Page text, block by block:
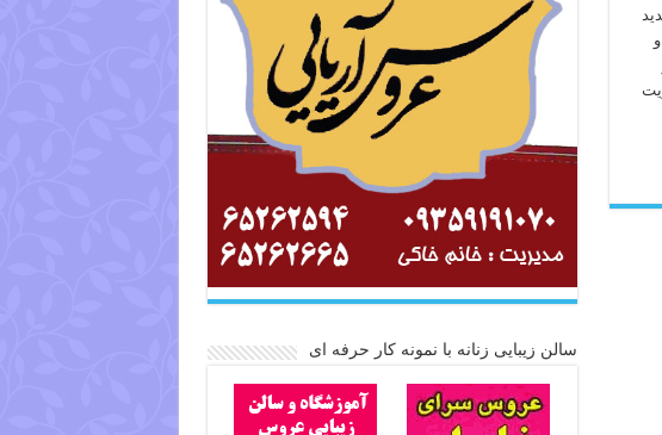
سالن زیبایی زنانه با نمونه کار حرفه ای